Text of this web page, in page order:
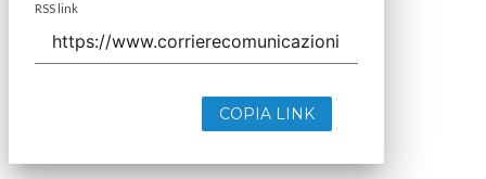
RSS link
COPIA LINK